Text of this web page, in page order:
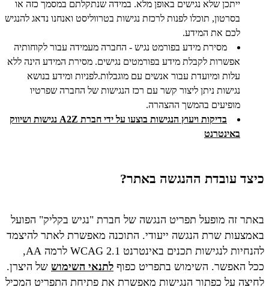
ייתכן שלא נגישים באופן מלא. במידה שנתקלתם במסמך כזה או
בסרטון, תוכלו לפנות לרכזת נגישות בטרווליסט ואנחנו נדאג להנגיש
לכם את המידע.
מסירת מידע בפורמט נגיש - החברה מעמידה עבור לקוחותיה
אפשרות לקבלת מידע בפורמטים נגישים. מסירת המידע הינה ללא
עלות ומיועדת עבור אנשים עם מוגבלות.לפניות ומידע בנושא
נגישות ניתן ליצור קשר עם רכז הנגישות של החברה שפרטיו
מופיעים בהמשך ההצהרה.
בדיקות ויעוץ הנגישות בוצעו על ידי חברת A2Z נגישות ושיווק
באינטרנט
כיצד עובדת ההנגשה באתר?
באתר זה מופעל תפריט הנגשה של חברת "נגיש בקליק" הפועל
באמצעות שרת הנגשה ייעודי. התוכנה מאפשרת לאתר להיצמד
להנחיות לנגישות תכנים באינטרנט WCAG 2.1 לרמה AA,
ככל האפשר. השימוש בתפריט כפוף לתנאי השימוש של היצרן.
לחיצה על כפתור הנגישות מאפשרת את פתיחת התפריט המכיל